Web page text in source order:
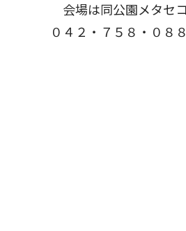
会場は同公園メタセ
０４２・７５８・０８